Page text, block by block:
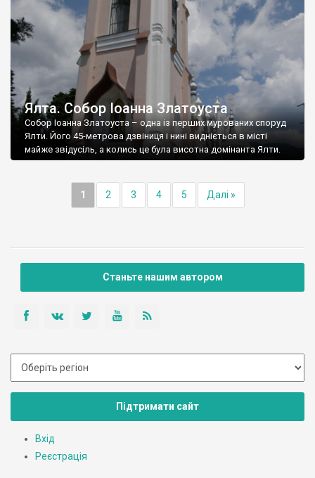
Ялта. Собор Іоанна Златоуста
Собор Іоанна Златоуста – одна із перших мурованих споруд
Ялти. Його 45-метрова дзвіниця і нині видніється в місті
майже звідусіль, а колись це була висотна домінанта Ялти.
1 2 3 4 5 Далі »
Станьте нашим автором
Підтримати сайт
Вхід
Реєстрація